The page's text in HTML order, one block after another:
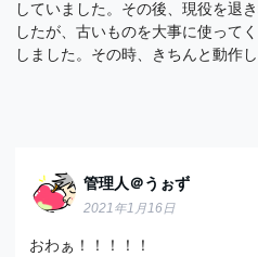
していました。その後、現役を退
したが、古いものを大事に使って
しました。その時、きちんと動作
管理人＠うぉず
2021年1月16日
おわぁ！！！！！